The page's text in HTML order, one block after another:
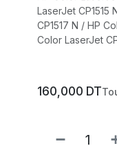
LaserJet CP1515
CP1517 N / HP
Color LaserJet
160,000 DT